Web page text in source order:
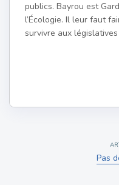
publics. Bayrou est
l’Écologie. Il leur faut
survivre aux
Pas